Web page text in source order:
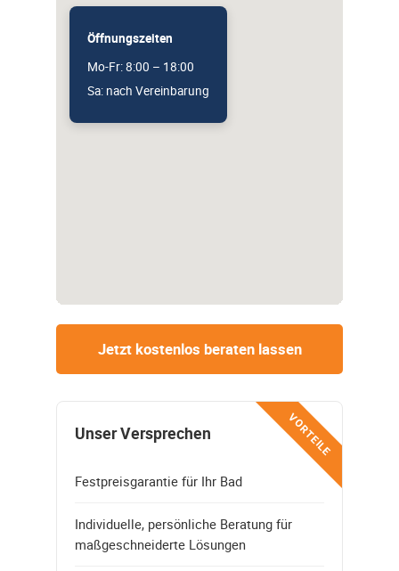
Öffnungszeiten
Mo-Fr: 8:00 – 18:00
Sa: nach Vereinbarung
Jetzt kostenlos beraten lassen
VORTEILE
Unser Versprechen
Festpreisgarantie für Ihr Bad
Individuelle, persönliche Beratung für
maßgeschneiderte Lösungen